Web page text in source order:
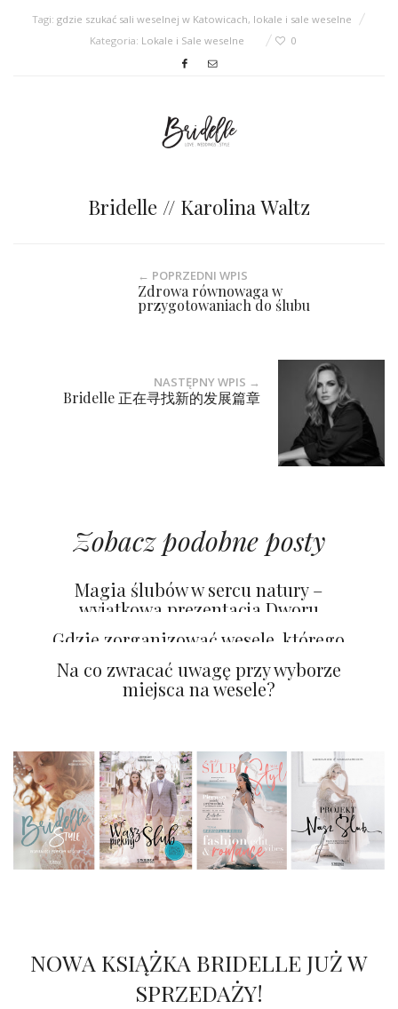
Tagi: gdzie szukać sali weselnej w Katowicach, lokale i sale weselne
Kategoria: Lokale i Sale weselne 0
Bridelle // Karolina Waltz
← POPRZEDNI WPIS
Zdrowa równowaga w
przygotowaniach do ślubu
NASTĘPNY WPIS →
Bridelle 正在寻找新的发展篇章
Zobacz podobne posty
Magia ślubów w sercu natury –
wyjątkowa prezentacja Dworu
Gogolewo
Gdzie zorganizować wesele, którego
goście nigdy nie zapomną?
Na co zwracać uwagę przy wyborze
miejsca na wesele?
NOWA KSIĄŻKA BRIDELLE JUŻ W
SPRZEDAŻY!